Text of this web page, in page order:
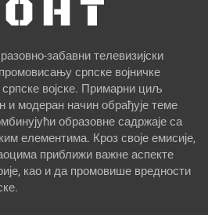
забавни телевизијски
српске војничке
војске. Примарни циљ
и модеран начин обрађује теме
образовне садржаје са
елементима. Кроз своје емисије,
приближи важне аспекте
као и да промовише вредности